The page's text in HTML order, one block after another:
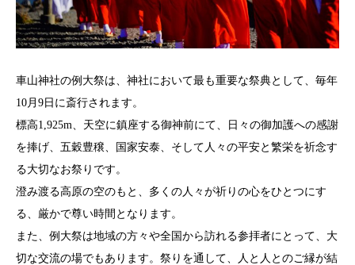
車山神社の例大祭は、神社において最も重要な祭典として、毎年
10月9日に斎行されます。
標高1,925m、天空に鎮座する御神前にて、日々の御加護への感謝
を捧げ、五穀豊穣、国家安泰、そして人々の平安と繁栄を祈念す
る大切なお祭りです。
澄み渡る高原の空のもと、多くの人々が祈りの心をひとつにす
る、厳かで尊い時間となります。
また、例大祭は地域の方々や全国から訪れる参拝者にとって、大
切な交流の場でもあります。祭りを通して、人と人とのご縁が結